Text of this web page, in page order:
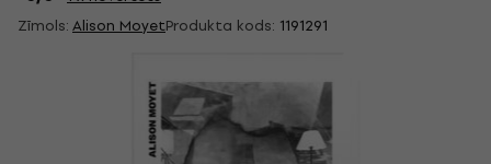
Zīmols:Alison MoyetProdukta kods: 1191291